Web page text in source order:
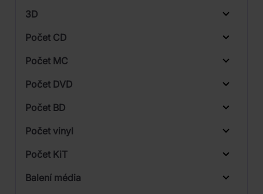
3D
Počet CD
Počet MC
Počet DVD
Počet BD
Počet vinyl
Počet KiT
Balení média